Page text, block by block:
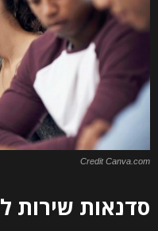
Credit Canva.com
סדנאות שירות